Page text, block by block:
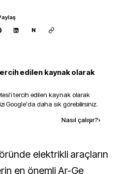
N
edilen kaynak olarak
'i tercih edilen kaynak olarak
Google'da daha sık görebilirsiniz.
Nasıl çalışır?›
en önemli Ar-Ge